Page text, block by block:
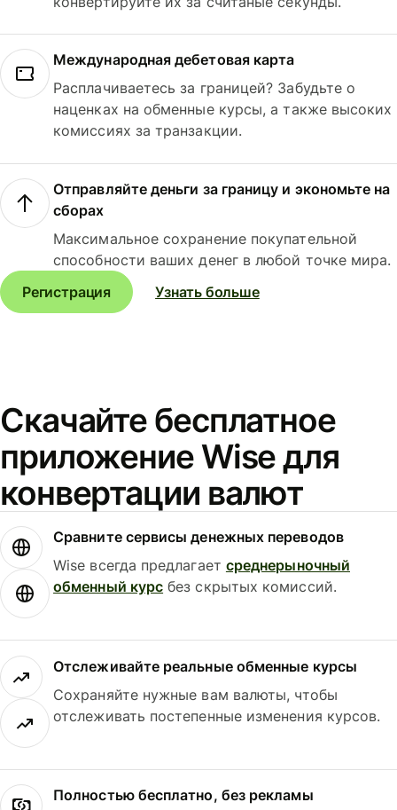
Международная дебетовая карта
Расплачиваетесь за границей? Забудьте о
наценках на обменные курсы, а также высоких
комиссиях за транзакции.
Отправляйте деньги за границу и экономьте на
сборах
Максимальное сохранение покупательной
способности ваших денег в любой точке мира.
Регистрация
Узнать больше
Скачайте бесплатное
приложение Wise для
конвертации валют
Сравните сервисы денежных переводов
Wise всегда предлагает среднерыночный
обменный курс без скрытых комиссий.
Отслеживайте реальные обменные курсы
Сохраняйте нужные вам валюты, чтобы
отслеживать постепенные изменения курсов.
Полностью бесплатно, без рекламы